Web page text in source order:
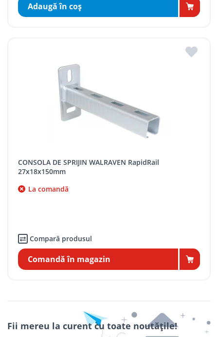
Adaugă în coş
CONSOLA DE SPRIJIN WALRAVEN RapidRail
27x18x150mm
La comandă
Compară produsul
Comandă în magazin
Fii mereu la curent cu toate noutățile!